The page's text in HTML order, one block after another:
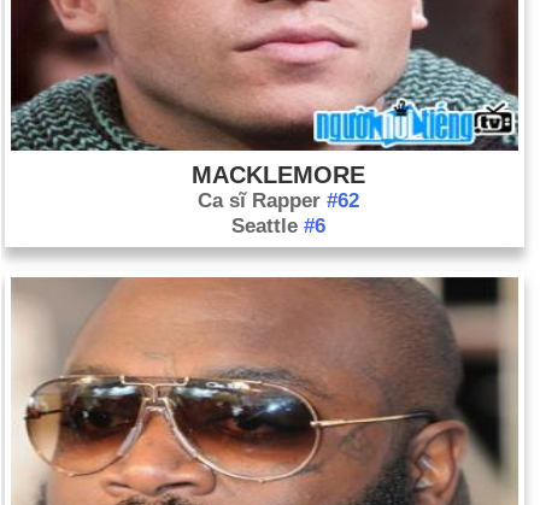
MACKLEMORE
Ca sĩ Rapper #62
Seattle #6